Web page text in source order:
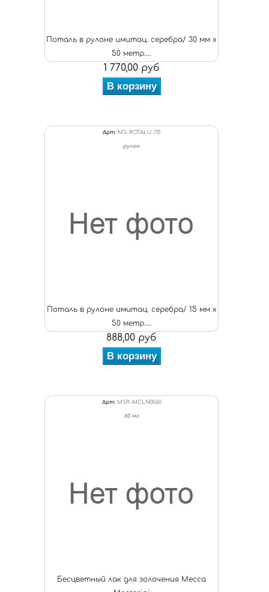
Поталь в рулоне имитац. серебра/ 30 мм х
50 метр....
1 770,00 руб
В корзину
Арт: MS-ROTALU /15
рулон
Поталь в рулоне имитац. серебра/ 15 мм х
50 метр....
888,00 руб
В корзину
Арт: MSR-MCLN0060
60 мл
Бесцветный лак для золочения Mecca